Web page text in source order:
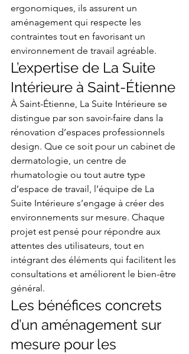
ergonomiques, ils assurent un
aménagement qui respecte les
contraintes tout en favorisant un
environnement de travail agréable.
L’expertise de La Suite
Intérieure à Saint-Étienne
À Saint-Étienne, La Suite Intérieure se
distingue par son savoir-faire dans la
rénovation d’espaces professionnels
design. Que ce soit pour un cabinet de
dermatologie, un centre de
rhumatologie ou tout autre type
d’espace de travail, l’équipe de La
Suite Intérieure s’engage à créer des
environnements sur mesure. Chaque
projet est pensé pour répondre aux
attentes des utilisateurs, tout en
intégrant des éléments qui facilitent les
consultations et améliorent le bien-être
général.
Les bénéfices concrets
d’un aménagement sur
mesure pour les